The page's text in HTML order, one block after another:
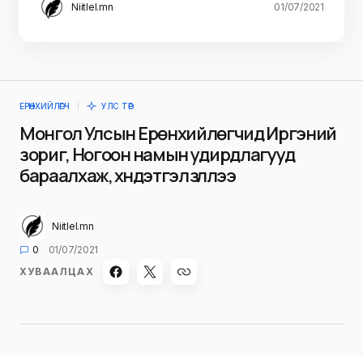
Niitlel.mn 01/07/2021
ЕРӨНХИЙЛӨГЧ УЛС ТӨР
Монгол Улсын Ерөнхийлөгчид Иргэний
зориг, Ногоон намын удирдлагууд
бараалхаж, хүндэтгэл үзүүллээ
Niitlel.mn
0
01/07/2021
ХУВААЛЦАХ